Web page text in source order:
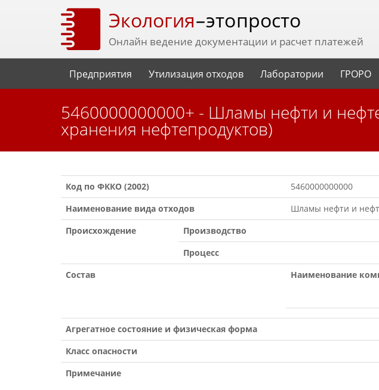
Экология– это просто
Онлайн ведение документации и расчет платежей
Предприятия Утилизация отходов Лаборатории ГРОРО
5460000000000+ - Шламы нефти и нефтепродуктов (нефтешлам от зачистки емкостей
хранения нефтепродуктов)
Код по ФККО (2002)
5460000000000
Наименование вида отходов
Шламы нефти и
Происхождение
Производство
Процесс
Состав
Наименование
Агрегатное состояние и физическая форма
Класс опасности
Примечание